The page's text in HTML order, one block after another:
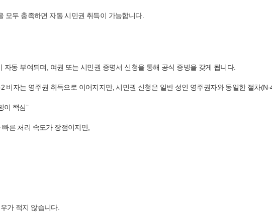
모두 충족하면 자동 시민권 취득이 가능합니다.
자동 부여되며, 여권 또는 시민권 증명서 신청을 통해 공식 증빙을 갖게 됩니다.
비자는 영주권 취득으로 이어지지만, 시민권 신청은 일반 성인 영주권자와 동일한 절차(N-
이 핵심”
른 처리 속도가 장점이지만,
가 적지 않습니다.